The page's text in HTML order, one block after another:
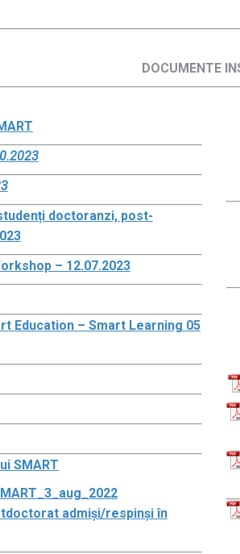
DOCUMENTE
doctoranzi, post-
– 12.07.2023
Education – Smart Learning 05
SMART
admiși/respinși în